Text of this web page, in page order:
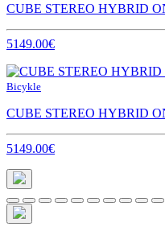
CUBE STEREO HYBRID
5149.00€
Bicykle
CUBE STEREO HYBRID
5149.00€